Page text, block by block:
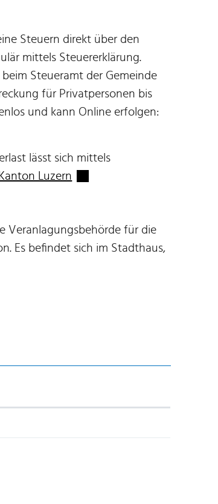
Steuern direkt über den
mittels Steuererklärung.
beim Steueramt der Gemeinde
für Privatpersonen bis
und kann Online erfolgen:
lässt sich mittels
Luzern
Veranlagungsbehörde für die
Es befindet sich im Stadthaus,
neuen Fenster geöffnet.